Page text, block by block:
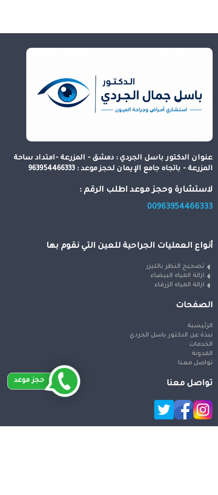
عنوان الدكتور باسل الجردي : دمشق - المزرعة -امتداد ساحة
المزرعة - باتجاه جامع الإيمان لحجز موعد : 963954466333
لاستشارة وحجز موعد اطلب الرقم :
00963954466333
أنواع العمليات الجراحية للعين التي نقوم بها
تصحيح النظر بالليزر
ازالة المياه البيضاء
ازالة المياه الزرقاء
الصفحات
الرئيسية
نبذة عن الدكتور باسل الجردي
الخدمات
المدونة
تواصل معنا
تواصل معنا حجز موعد